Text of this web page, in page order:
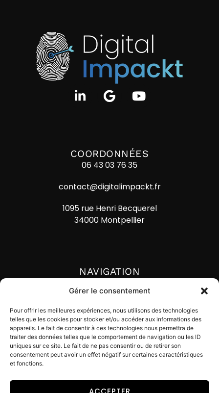
Gérer le consentement
Pour offrir les meilleures expériences, nous utilisons des technologies
telles que les cookies pour stocker et/ou accéder aux informations des
appareils. Le fait de consentir à ces technologies nous permettra de
traiter des données telles que le comportement de navigation ou les ID
uniques sur ce site. Le fait de ne pas consentir ou de retirer son
consentement peut avoir un effet négatif sur certaines caractéristiques
et fonctions.
COORDONNÉES
06 43 03 76 35
contact@digitalimpackt.fr
1095 rue Henri Becquerel
34000 Montpellier
NAVIGATION
Accueil
Actualités
Lexique
Contact